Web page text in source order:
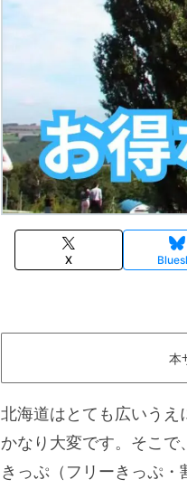
X
本
北海道はとても広いうえ
かなり大変です。そこ
きっぷ（フリーきっぷ